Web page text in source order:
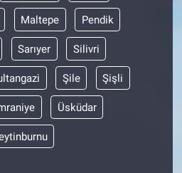
Maltepe Pendik
Sarıyer Silivri
Şile Şişli
Üsküdar